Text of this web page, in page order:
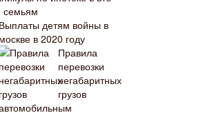
семьям
Выплаты детям войны в
москве в 2020 году
Правила
перевозки
негабаритных
грузов